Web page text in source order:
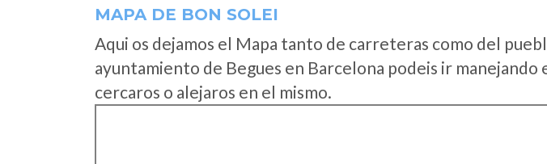
MAPA DE BON SOLEI
Aqui os dejamos el Mapa tanto de carreteras como del
ayuntamiento de Begues en Barcelona podeis ir manejando
cercaros o alejaros en el mismo.